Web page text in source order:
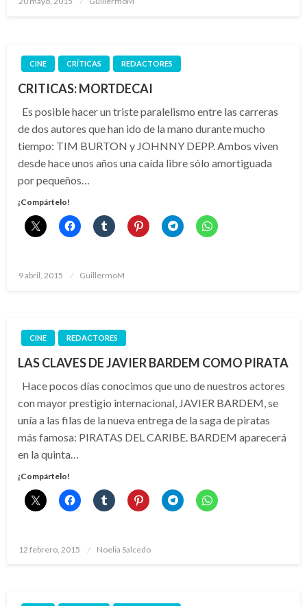
CINE CRÍTICAS REDACTORES
CRITICAS: MORTDECAI
Es posible hacer un triste paralelismo entre las carreras
de dos autores que han ido de la mano durante mucho
tiempo: TIM BURTON y JOHNNY DEPP. Ambos viven
desde hace unos años una caída libre sólo amortiguada
por pequeños…
¡Compártelo!
Publicado
9 abril, 2015 GuillermoM
CINE REDACTORES
LAS CLAVES DE JAVIER BARDEM COMO PIRATA
Hace pocos días conocimos que uno de nuestros actores
con mayor prestigio internacional, JAVIER BARDEM, se
unía a las filas de la nueva entrega de la saga de piratas
más famosa: PIRATAS DEL CARIBE. BARDEM aparecerá
en la quinta…
¡Compártelo!
Publicado
12 febrero, 2015 Noelia Salcedo